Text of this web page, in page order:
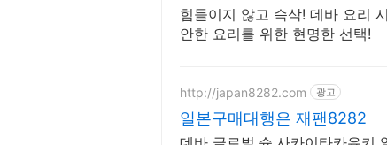
힘들이지 않고 슥삭! 데바 요리
안한 요리를 위한 현명한 선택!
http://japan8282.com 광고
일본구매대행은 재팬8282